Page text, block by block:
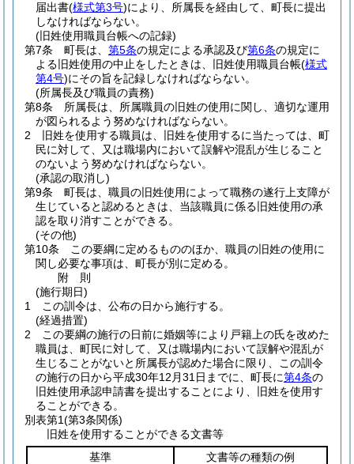
届出書(様式第3号)により、所属長を経由して、町長に提出
しなければならない。
(旧姓使用職員台帳への記録)
第7条
町長は、 第5条の規定による承認及び第6条の規定に
よる旧姓使用の中止をしたときは、旧姓使用職員台帳(様式
第4号)にその旨を記録しなければならない。
(所属長及び職員の責務)
第8条
所属長は、所属職員の旧姓の使用に関し、適切な運用
が図られるよう努めなければならない。
2
旧姓を使用する職員は、旧姓を使用するに当たっては、町
民に対して、又は職場内において誤解や混乱が生じること
のないよう努めなければならない。
(承認の取消し)
第9条
町長は、職員の旧姓使用によって職務の遂行上支障が
生じていると認めるときは、当該職員に係る旧姓使用の承
認を取り消すことができる。
(その他)
第10条
この要綱に定めるもののほか、職員の旧姓の使用に
関し必要な事項は、町長が別に定める。
附 則
(施行期日)
1
この訓令は、公布の日から施行する。
(経過措置)
2
この要綱の施行の日前に婚姻等により戸籍上の氏を改めた
職員は、町民に対して、又は職場内において誤解や混乱が
生じることがないと所属長が認めた場合に限り、この訓令
の施行の日から平成30年12月31日までに、町長に第4条の
旧姓使用承認申請書を提出することにより、旧姓を使用す
ることができる。
別表第1(第3条関係)
旧姓を使用することができる文書等
基準
文書等の種類の例